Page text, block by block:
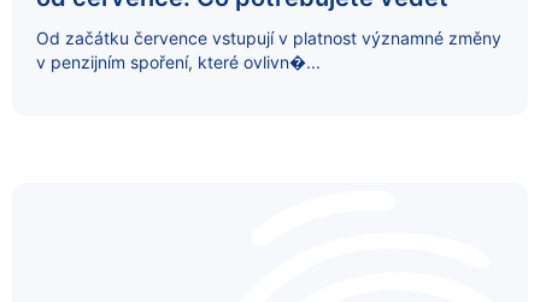
Od začátku července vstupují v platnost významné změny
v penzijním spoření, které ovlivn�...